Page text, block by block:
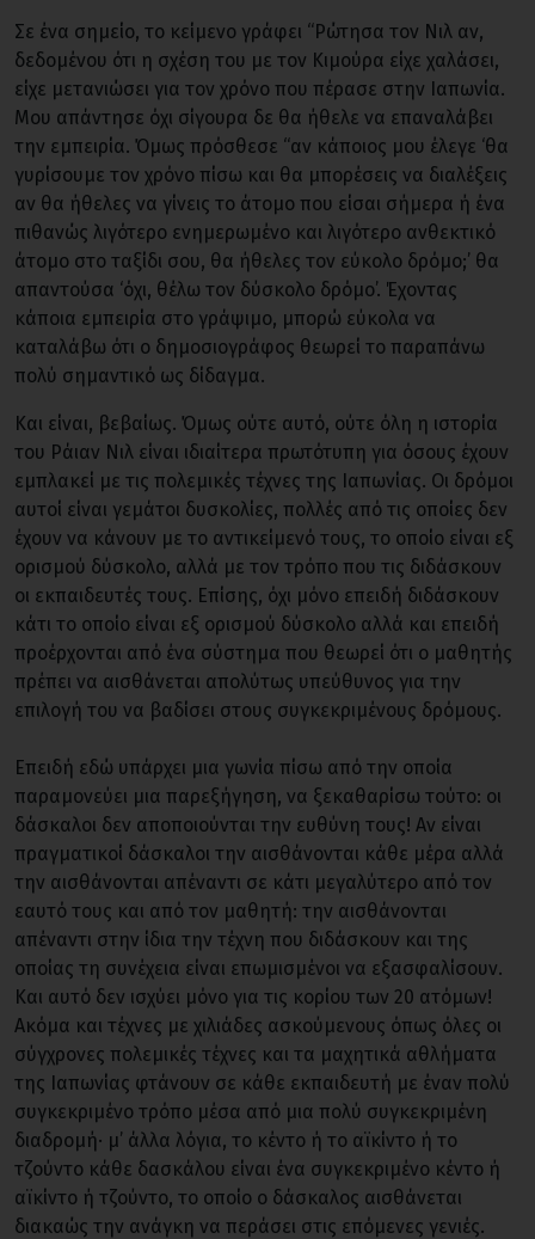
Σε ένα σημείο, το κείμενο γράφει “Ρώτησα τον Νιλ αν,
δεδομένου ότι η σχέση του με τον Κιμούρα είχε χαλάσει,
είχε μετανιώσει για τον χρόνο που πέρασε στην Ιαπωνία.
Μου απάντησε όχι σίγουρα δε θα ήθελε να επαναλάβει
την εμπειρία. Όμως πρόσθεσε “αν κάποιος μου έλεγε ‘θα
γυρίσουμε τον χρόνο πίσω και θα μπορέσεις να διαλέξεις
αν θα ήθελες να γίνεις το άτομο που είσαι σήμερα ή ένα
πιθανώς λιγότερο ενημερωμένο και λιγότερο ανθεκτικό
άτομο στο ταξίδι σου, θα ήθελες τον εύκολο δρόμο;’ θα
απαντούσα ‘όχι, θέλω τον δύσκολο δρόμο’. Έχοντας
κάποια εμπειρία στο γράψιμο, μπορώ εύκολα να
καταλάβω ότι ο δημοσιογράφος θεωρεί το παραπάνω
πολύ σημαντικό ως δίδαγμα.
Και είναι, βεβαίως. Όμως ούτε αυτό, ούτε όλη η ιστορία
του Ράιαν Νιλ είναι ιδιαίτερα πρωτότυπη για όσους έχουν
εμπλακεί με τις πολεμικές τέχνες της Ιαπωνίας. Οι δρόμοι
αυτοί είναι γεμάτοι δυσκολίες, πολλές από τις οποίες δεν
έχουν να κάνουν με το αντικείμενό τους, το οποίο είναι εξ
ορισμού δύσκολο, αλλά με τον τρόπο που τις διδάσκουν
οι εκπαιδευτές τους. Επίσης, όχι μόνο επειδή διδάσκουν
κάτι το οποίο είναι εξ ορισμού δύσκολο αλλά και επειδή
προέρχονται από ένα σύστημα που θεωρεί ότι ο μαθητής
πρέπει να αισθάνεται απολύτως υπεύθυνος για την
επιλογή του να βαδίσει στους συγκεκριμένους δρόμους.
Επειδή εδώ υπάρχει μια γωνία πίσω από την οποία
παραμονεύει μια παρεξήγηση, να ξεκαθαρίσω τούτο: οι
δάσκαλοι δεν αποποιούνται την ευθύνη τους! Αν είναι
πραγματικοί δάσκαλοι την αισθάνονται κάθε μέρα αλλά
την αισθάνονται απέναντι σε κάτι μεγαλύτερο από τον
εαυτό τους και από τον μαθητή: την αισθάνονται
απέναντι στην ίδια την τέχνη που διδάσκουν και της
οποίας τη συνέχεια είναι επωμισμένοι να εξασφαλίσουν.
Και αυτό δεν ισχύει μόνο για τις κορίου των 20 ατόμων!
Ακόμα και τέχνες με χιλιάδες ασκούμενους όπως όλες οι
σύγχρονες πολεμικές τέχνες και τα μαχητικά αθλήματα
της Ιαπωνίας φτάνουν σε κάθε εκπαιδευτή με έναν πολύ
συγκεκριμένο τρόπο μέσα από μια πολύ συγκεκριμένη
διαδρομή· μ’ άλλα λόγια, το κέντο ή το αϊκίντο ή το
τζούντο κάθε δασκάλου είναι ένα συγκεκριμένο κέντο ή
αϊκίντο ή τζούντο, το οποίο ο δάσκαλος αισθάνεται
διακαώς την ανάγκη να περάσει στις επόμενες γενιές.